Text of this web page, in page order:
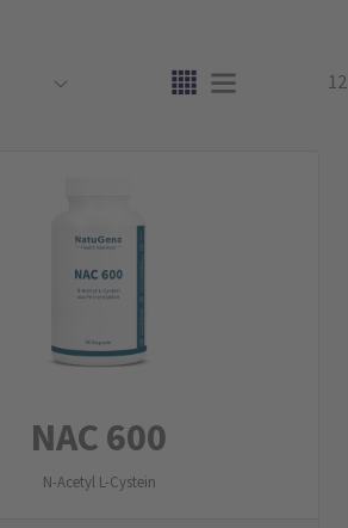
12
NAC 600
N-Acetyl L-Cystein